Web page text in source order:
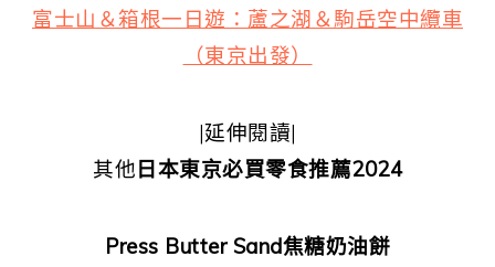
富士山＆箱根一日遊：蘆之湖＆駒岳空中纜車
（東京出發）
|延伸閱讀|
其他日本東京必買零食推薦2024
Press Butter Sand焦糖奶油餅